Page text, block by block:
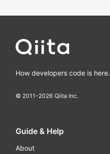
How developers code is here.
© 2011-2026 Qiita Inc.
Guide & Help
About